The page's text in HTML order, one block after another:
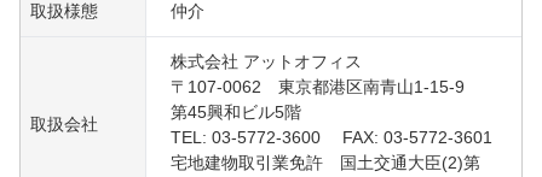
取扱様態 仲介
取扱会社
株式会社 アットオフィス
〒107-0062 東京都港区南青山1-15-9
第45興和ビル5階
TEL: 03-5772-3600 FAX: 03-5772-3601
宅地建物取引業免許 国土交通大臣(2)第